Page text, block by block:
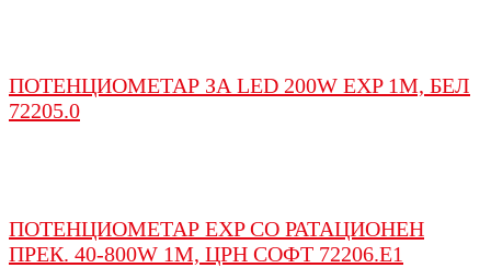
ПОТЕНЦИОМЕТАР ЗА LED 200W EXP 1M, БЕЛ
72205.0
ПОТЕНЦИОМЕТАР EXP СО РАТАЦИОНЕН
ПРЕК. 40-800W 1M, ЦРН СОФТ 72206.E1